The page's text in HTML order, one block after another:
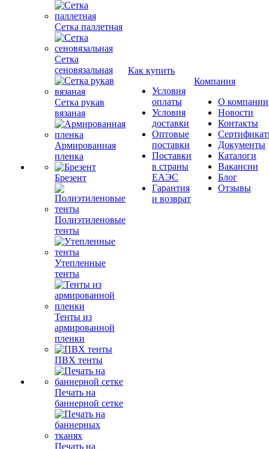
Сетка паллетная
Сетка
сеновязальная
Сетка рукав
вязаная
Армированная
пленка
Брезент
Полиэтиленовые
тенты
Утепленные
тенты
Тенты из
армированной
пленки
ПВХ тенты
Печать на
баннерной сетке
Печать на
Как купить
Условия
оплаты
Условия
доставки
Оптовые
поставки
Поставки
в страны
ЕАЭС
Гарантия
и возврат
Компания
О компании
Новости
Контакты
Документы
Каталоги
Вакансии
Блог
Отзывы